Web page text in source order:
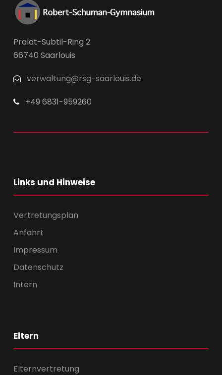
Prälat-Subtil-Ring 2
66740 Saarlouis
verwaltung@rsg-saarlouis.de
+49 6831-959260
Links und Hinweise
Vertretungsplan
Anfahrt
Impressum
Datenschutz
Intern
Eltern
Elternvertretung